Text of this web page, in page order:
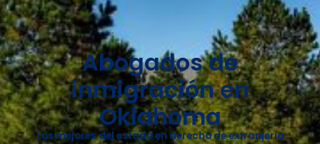
Abogados de
inmigración en
Oklahoma
Los mejores del estado en derecho de extranjería